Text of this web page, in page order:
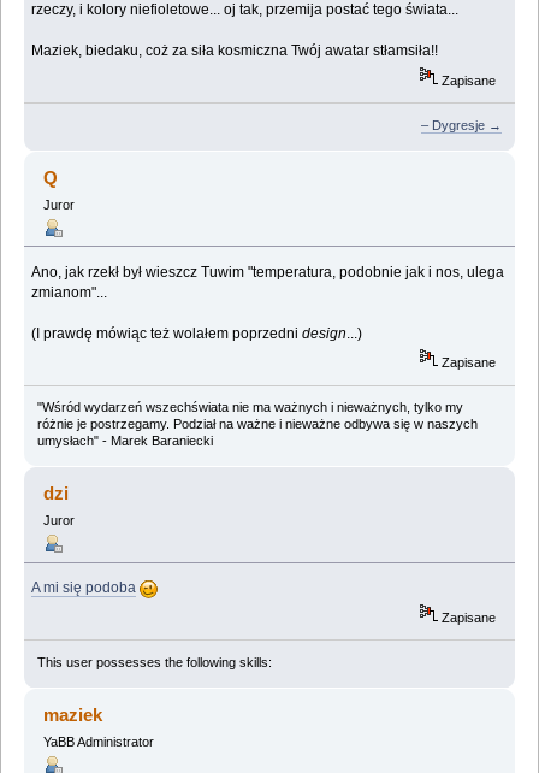
rzeczy, i kolory niefioletowe... oj tak, przemija postać tego świata...
Maziek, biedaku, coż za siła kosmiczna Twój awatar stłamsiła!!
Zapisane
– Dygresje →
Q
Juror
Ano, jak rzekł był wieszcz Tuwim "temperatura, podobnie jak i nos, ulega
zmianom"...
(I prawdę mówiąc też wolałem poprzednidesign...)
Zapisane
"Wśród wydarzeń wszechświata nie ma ważnych i nieważnych, tylko my
różnie je postrzegamy. Podział na ważne i nieważne odbywa się w naszych
umysłach" - Marek Baraniecki
dzi
Juror
A mi się podoba
Zapisane
This user possesses the following skills:
maziek
YaBB Administrator